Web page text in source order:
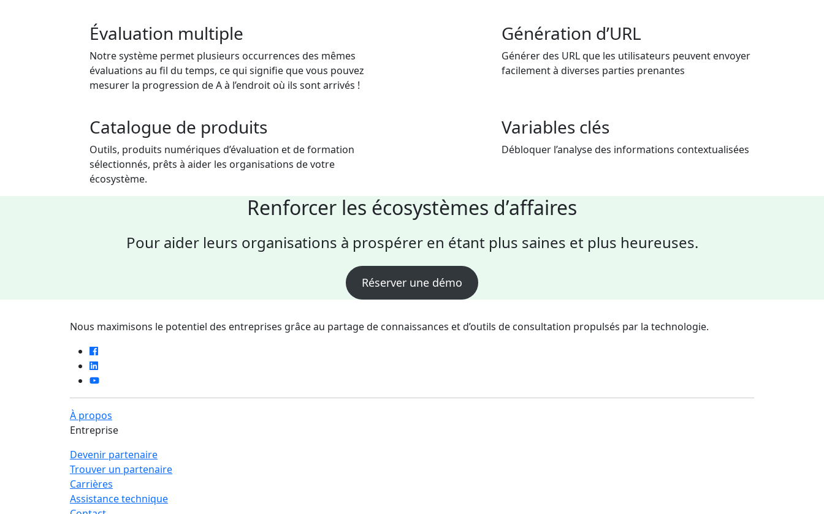
Évaluation multiple
Notre système permet plusieurs occurrences des mêmes
évaluations au fil du temps, ce qui signifie que vous pouvez
mesurer la progression de A à l’endroit où ils sont arrivés !
Génération d’URL
Générer des URL que les utilisateurs peuvent envoyer
facilement à diverses parties prenantes
Catalogue de produits
Outils, produits numériques d’évaluation et de formation
sélectionnés, prêts à aider les organisations de votre
écosystème.
Variables clés
Débloquer l’analyse des informations contextualisées
Renforcer les écosystèmes d’affaires
Pour aider leurs organisations à prospérer en étant plus saines et plus heureuses.
Réserver une démo
Nous maximisons le potentiel des entreprises grâce au partage de connaissances et d’outils de consultation propulsés par la technologie.
À propos
Entreprise
Devenir partenaire
Trouver un partenaire
Carrières
Assistance technique